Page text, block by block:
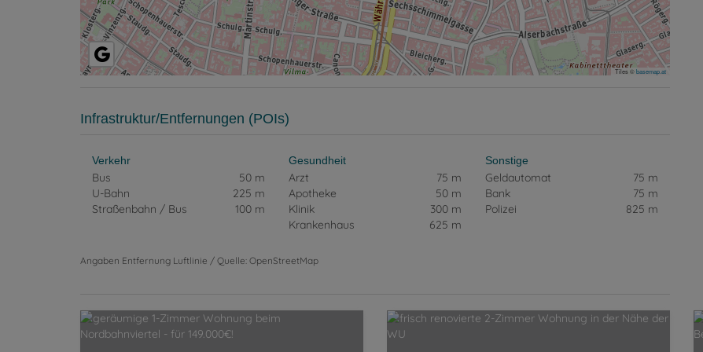
Tiles ©basemap.at
Infrastruktur/Entfernungen (POIs)
Verkehr
Bus
50 m
U-Bahn
225 m
Straßenbahn / Bus
100 m
Gesundheit
Arzt
75 m
Apotheke
50 m
Klinik
300 m
Krankenhaus
625 m
Sonstige
Geldautomat
75 m
Bank
75 m
Polizei
825 m
Angaben Entfernung Luftlinie / Quelle: OpenStreetMap